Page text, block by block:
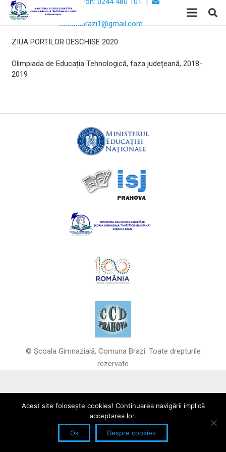
Email:
scoalabrazi1@gmail.com
ZIUA PORTILOR DESCHISE 2020
Olimpiada de Educația Tehnologică, faza județeană, 2018-
2019
© Școala Gimnazială, Comuna Brazi. Toate drepturile
rezervate
Acest site foloseşte cookies! Continuarea navigării implică
acceptarea lor.
Ok Despre cookies